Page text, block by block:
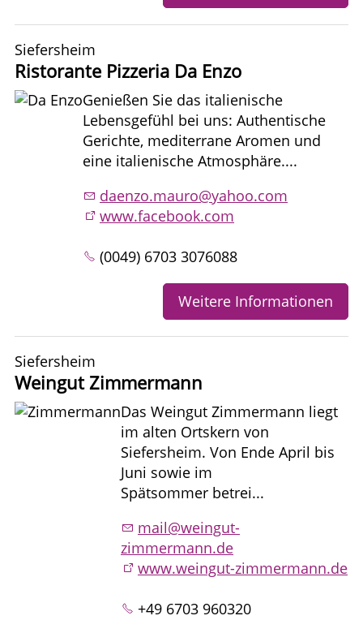
Siefersheim
Ristorante Pizzeria Da Enzo
Genießen Sie das italienische
Lebensgefühl bei uns: Authentische
Gerichte, mediterrane Aromen und
eine italienische Atmosphäre....
daenzo.mauro@yahoo.com
www.facebook.com
(0049) 6703 3076088
Weitere Informationen
Siefersheim
Weingut Zimmermann
Das Weingut Zimmermann liegt
im alten Ortskern von
Siefersheim. Von Ende April bis
Juni sowie im
Spätsommer betrei...
mail@weingut-
zimmermann.de
www.weingut-zimmermann.de
+49 6703 960320